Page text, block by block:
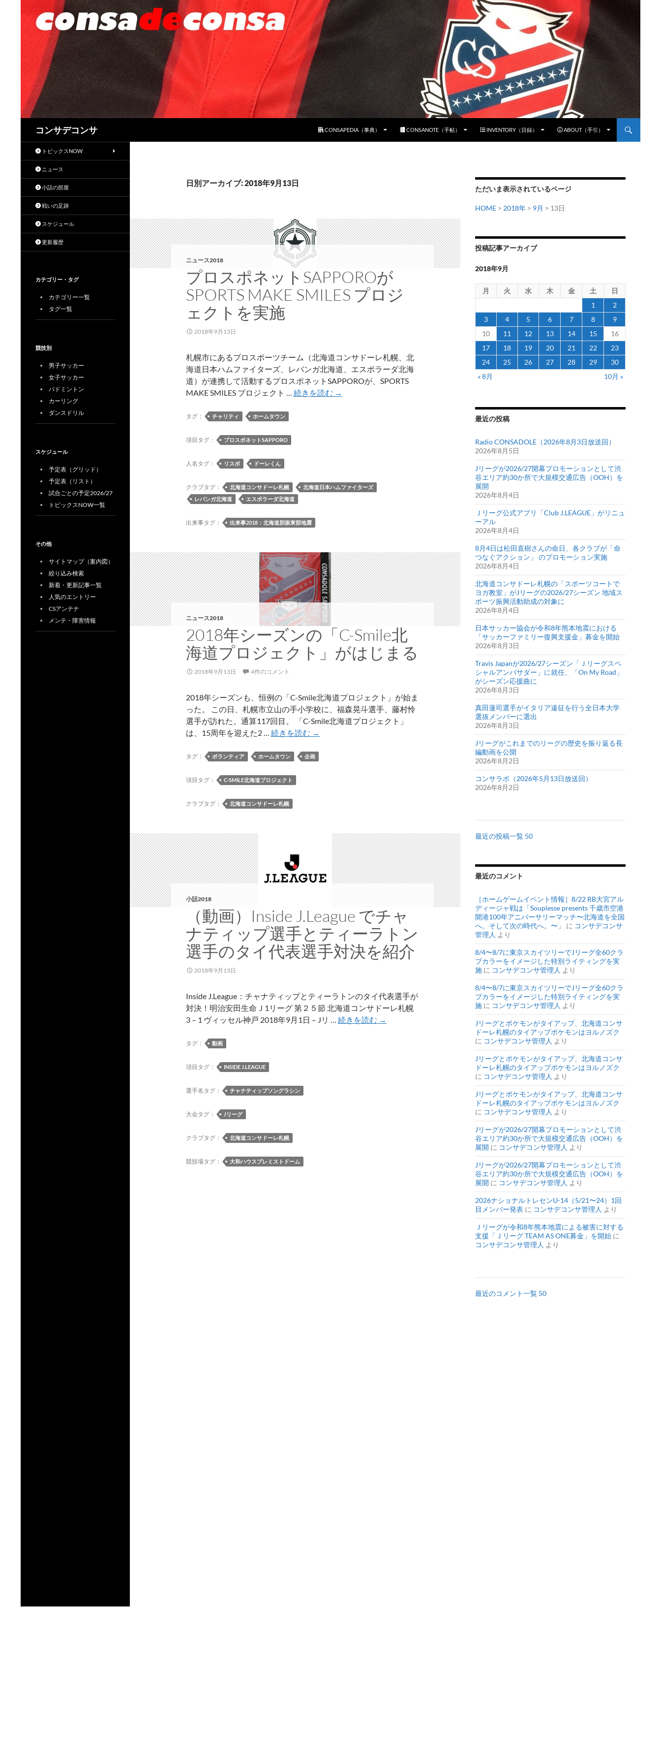
コンサデコンサ
CONSAPEDIA（事典）
CONSANOTE（手帖） INVENTORY（目録） ABOUT（手引）
日別アーカイブ: 2018年9月13日
ニュース2018
プロスポネットSAPPOROが
SPORTS MAKE SMILES プロジ
ェクトを実施
2018年9月13日
札幌市にあるプロスポーツチーム（北海道コンサドーレ札幌、北
海道日本ハムファイターズ、レバンガ北海道、エスポラーダ北海
道）が連携して活動するプロスポネットSAPPOROが、SPORTS
MAKE SMILES プロジェクト … 続きを読む プ
が
ジ
ェ
ク
ト
を
施
→
タグ： チャリティ ホームタウン
項目タグ： プロスポネットSAPPORO
人名タグ： リスポ ドーレくん
クラブタグ： 北海道コンサドーレ札幌
北海道日本ハムファイターズ
レバンガ北海道
エスポラーダ北海道
出来事タグ： 出来事2018：北海道胆振東部地震
ニュース2018
2018年シーズンの「C-Smile北
海道プロジェクト」がはじまる
2018年9月13日 4件のコメント
2018年シーズンも、恒例の「C-Smile北海道プロジェクト」が始ま
った。 この日、札幌市立山の手小学校に、福森晃斗選手、藤村怜
選手が訪れた。通算117回目。 「C-Smile北海道プロジェクト」
は、15周年を迎えた2 … 続きを読む 2018
シ
プ
ロ
ク
ト」
が
は
る
→
タグ： ボランティア ホームタウン 企画
項目タグ： C-SMILE北海道プロジェクト
クラブタグ： 北海道コンサドーレ札幌
小話2018
（動画）Inside J.League でチャ
ナティップ選手とティーラトン
選手のタイ代表選手対決を紹介
2018年9月13日
Inside J.League：チャナティップとティーラトンのタイ代表選手が
対決！明治安田生命Ｊ1リーグ 第２５節 北海道コンサドーレ札幌
3 – 1 ヴィッセル神戸 2018年9月1日 – Jリ … 続きを読む （動
→
タグ： 動画
項目タグ： INSIDE J.LEAGUE
選手名タグ： チャナティップソングラシン
大会タグ： Jリーグ
クラブタグ： 北海道コンサドーレ札幌
競技場タグ： 大和ハウスプレミストドーム
ただいま表示されているページ
HOME > 2018年 > 9月 > 13日
投稿記事アーカイブ
2018年9月
月 火 水 木 金 土
日
1
2
3
4 5 6 7 8
9
10
11 12 13 14 15
16
17
18 19 20 21 22
23
24
25 26 27 28 29
30
« 8月
10月 »
最近の投稿
Radio CONSADOLE（2026年8月3日放送回）
2026年8月5日
Jリーグが2026/27開幕プロモーションとして渋
谷エリア約30か所で大規模交通広告（OOH）を
展開
2026年8月4日
Ｊリーグ公式アプリ「Club J.LEAGUE」がリニュ
ーアル
2026年8月4日
8月4日は松田直樹さんの命日、各クラブが「命
つなぐアクション」 のプロモーション実施
2026年8月4日
北海道コンサドーレ札幌の「スポーツコートで
ヨガ教室」がJリーグの2026/27シーズン 地域ス
ポーツ振興活動助成の対象に
2026年8月4日
日本サッカー協会が令和8年熊本地震における
「サッカーファミリー復興支援金」募金を開始
2026年8月3日
Travis Japanが2026/27シーズン「Ｊリーグスペ
シャルアンバサダー」に就任、「On My Road」
がシーズン応援曲に
2026年8月3日
真田蓮司選手がイタリア遠征を行う全日本大学
選抜メンバーに選出
2026年8月3日
Jリーグがこれまでのリーグの歴史を振り返る長
編動画を公開
2026年8月2日
コンサラボ（2026年5月13日放送回）
2026年8月2日
最近の投稿一覧 50
最近のコメント
［ホームゲームイベント情報］8/22 RB大宮アル
ディージャ戦は「Souplesse presents 千歳市空港
開港100年アニバーサリーマッチ〜北海道を全国
へ。そして次の時代へ。〜」
に コンサデコンサ
管理人 より
8/4〜8/7に東京スカイツリーでJリーグ全60クラ
ブカラーをイメージした特別ライティングを実
施 に コンサデコンサ管理人 より
8/4〜8/7に東京スカイツリーでJリーグ全60クラ
ブカラーをイメージした特別ライティングを実
施 に コンサデコンサ管理人 より
Jリーグとポケモンがタイアップ、北海道コンサ
ドーレ札幌のタイアップポケモンはヨルノズク
に コンサデコンサ管理人 より
Jリーグとポケモンがタイアップ、北海道コンサ
ドーレ札幌のタイアップポケモンはヨルノズク
に コンサデコンサ管理人 より
Jリーグとポケモンがタイアップ、北海道コンサ
ドーレ札幌のタイアップポケモンはヨルノズク
に コンサデコンサ管理人 より
Jリーグが2026/27開幕プロモーションとして渋
谷エリア約30か所で大規模交通広告（OOH）を
展開 に コンサデコンサ管理人 より
Jリーグが2026/27開幕プロモーションとして渋
谷エリア約30か所で大規模交通広告（OOH）を
展開 に コンサデコンサ管理人 より
2026ナショナルトレセンU-14（5/21〜24）1回
目メンバー発表 に コンサデコンサ管理人 より
Ｊリーグが令和8年熊本地震による被害に対する
支援「Ｊリーグ TEAM AS ONE募金」を開始 に
コンサデコンサ管理人 より
最近のコメント一覧 50
トピックスNOW
ニュース
小話の部屋
戦いの足跡
スケジュール
更新履歴
カテゴリー・タグ
カテゴリー一覧
タグ一覧
競技別
男子サッカー
女子サッカー
バドミントン
カーリング
ダンスドリル
スケジュール
予定表（グリッド）
予定表（リスト）
試合ごとの予定2026/27
トピックスNOW一覧
その他
サイトマップ（案内図）
絞り込み検索
新着・更新記事一覧
人気のエントリー
CSアンテナ
メンテ・障害情報